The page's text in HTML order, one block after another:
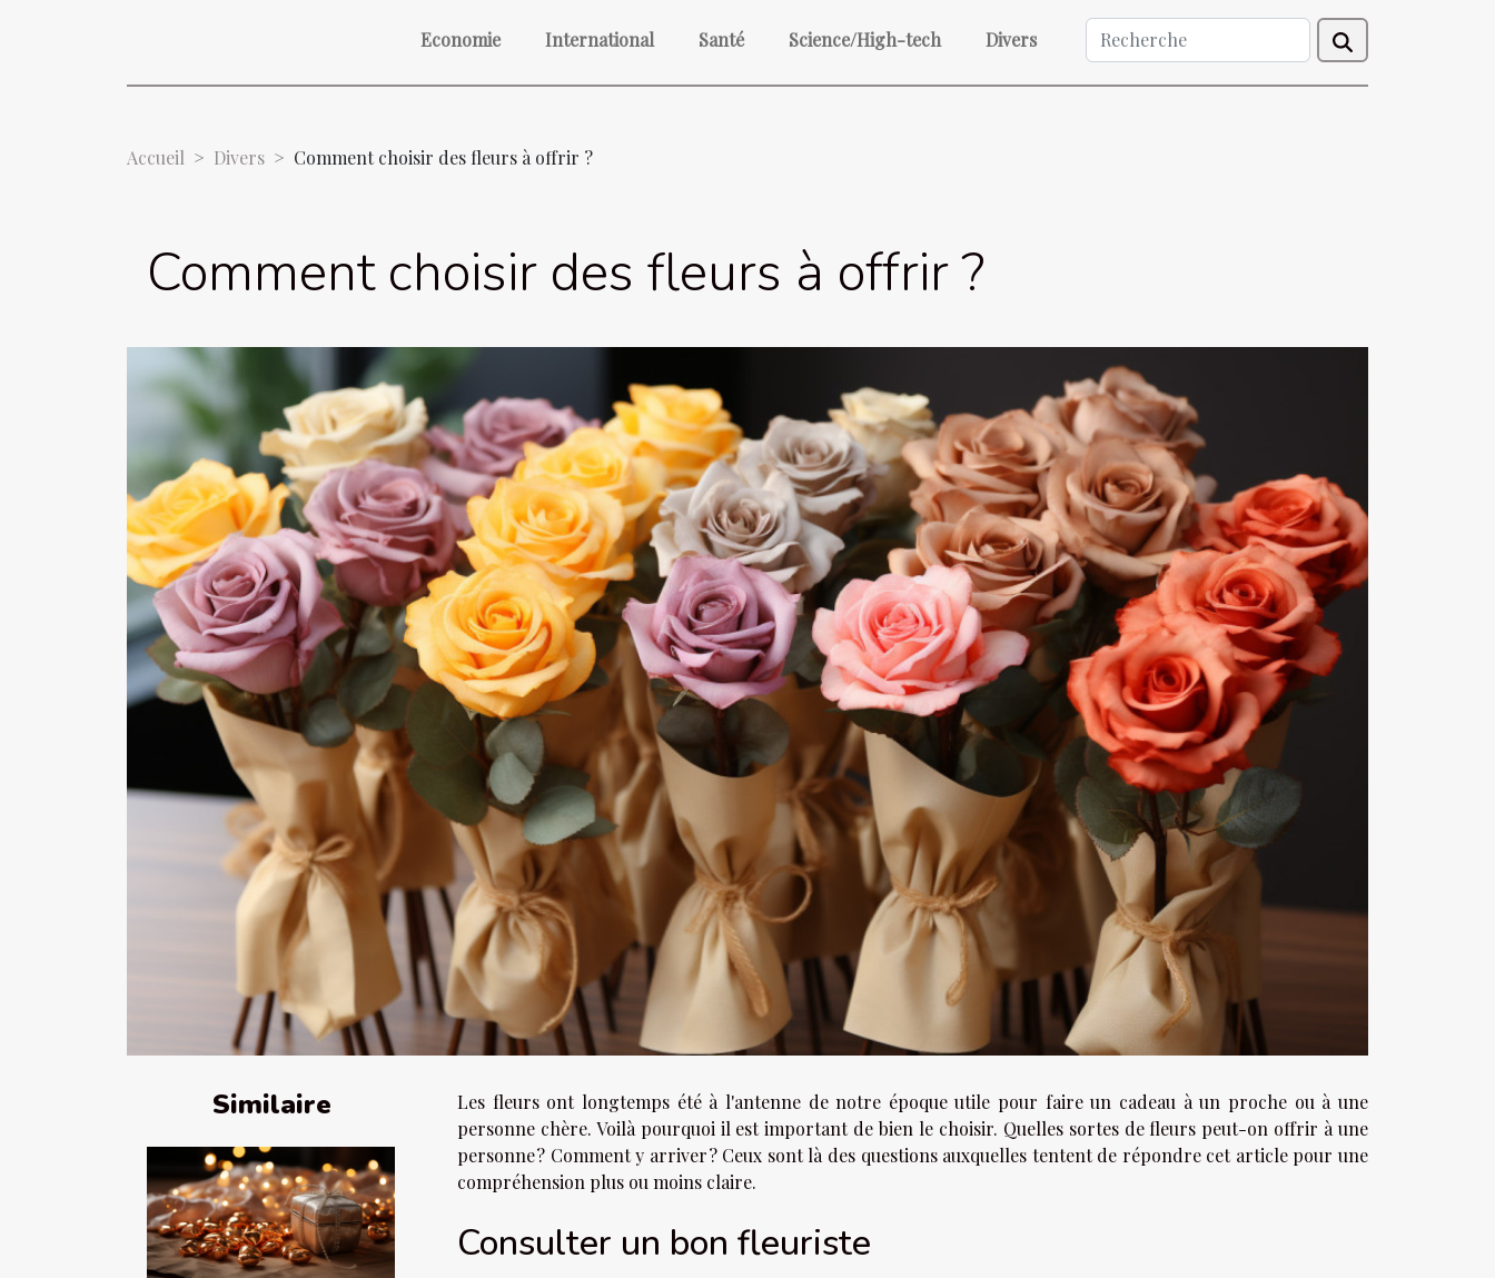
Economie International Santé Science/High-tech Divers
Accueil Divers Comment choisir des fleurs à offrir ?
Comment choisir des fleurs à offrir ?
Similaire
Les fleurs ont longtemps été à l'antenne de notre époque utile pour faire un cadeau à un proche ou à une
personne chère. Voilà pourquoi il est important de bien le choisir. Quelles sortes de fleurs peut-on offrir à une
personne ? Comment y arriver ? Ceux sont là des questions auxquelles tentent de répondre cet article pour une
compréhension plus ou moins claire.
Consulter un bon fleuriste